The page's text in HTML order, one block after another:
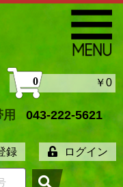
043-222-5621
録 ログイン
0 ￥0